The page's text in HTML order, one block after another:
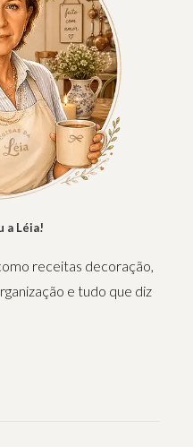
a Léia!
receitas decoração,
e tudo que diz